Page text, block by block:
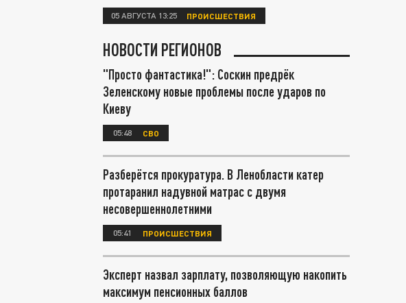
05 АВГУСТА 13:25 ПРОИСШЕСТВИЯ
НОВОСТИ РЕГИОНОВ
"Просто фантастика!": Соскин предрёк
Зеленскому новые проблемы после ударов по
Киеву
05:48 СВО
Разберётся прокуратура. В Ленобласти катер
протаранил надувной матрас с двумя
несовершеннолетними
05:41 ПРОИСШЕСТВИЯ
Эксперт назвал зарплату, позволяющую накопить
максимум пенсионных баллов